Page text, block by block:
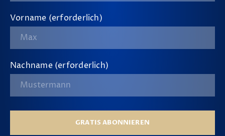
Vorname (erforderlich)
Nachname (erforderlich)
GRATIS ABONNIEREN